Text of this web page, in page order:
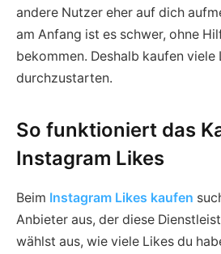
andere Nutzer eher auf dich
am Anfang ist es schwer, ohne
bekommen. Deshalb kaufen viele
durchzustarten.
So funktioniert das
Instagram Likes
Beim Instagram Likes kaufen
Anbieter aus, der diese
wählst aus, wie viele Likes du